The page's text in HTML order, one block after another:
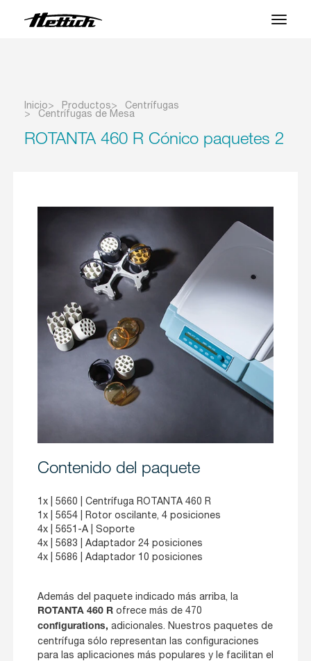
Aplicaciones
Centro de Soporte
Noticias y Eventos
Descargas
Inicio Productos Centrífugas
Centrífugas de Mesa
ROTANTA 460 R Cónico paquetes 2
Contenido del paquete
1x | 5660
| Centrífuga ROTANTA 460 R
1x | 5654 | Rotor oscilante, 4 posiciones
4x | 5651-A
| Soporte
4x | 5683
| Adaptador 24 posiciones
4x | 5686 | Adaptador 10 posiciones
Además del paquete indicado más arriba, la
ROTANTA 460 R ofrece más de 470
configurations, adicionales. Nuestros paquetes de
centrífuga sólo representan las configuraciones
para las aplicaciones más populares y le facilitan el